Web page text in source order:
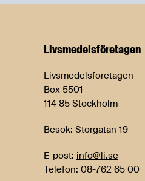
Livsmedels­företagen
Livsmedelsföretagen
Box 5501
114 85 Stockholm
Besök: Storgatan 19
E-post: info@li.se
Telefon: 08-762 65 00